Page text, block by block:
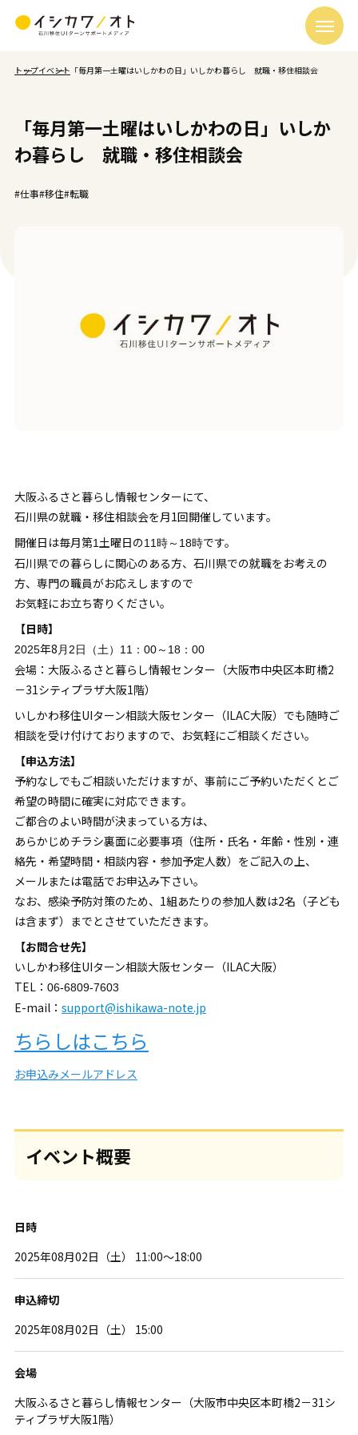
トップイベント 「毎月第一土曜はいしかわの日」いしかわ暮らし 就職・移住相談会
「毎月第一土曜はいしかわの日」いしか
わ暮らし 就職・移住相談会
#仕事#移住#転職
大阪ふるさと暮らし情報センターにて、
石川県の就職・移住相談会を月1回開催しています。
開催日は毎月第1 土曜日の11時～18時です。
石川県での暮らしに関心のある方、石川県での就職をお考えの
方、専門の職員がお応えしますので
お気軽にお立ち寄りください。
【日時】
2025年8 月2日（土）11：00～18：00
会場：大阪ふるさと暮らし情報センター（大阪市中央区本町橋2
－31シティプラザ大阪1階）
いしかわ移住UIターン相談大阪センター（ILAC大阪）でも随時ご
相談を受け付けておりますので、お気軽にご相談ください。
【申込方法】
予約なしでもご相談いただけますが、事前にご予約いただくとご
希望の時間に確実に対応できます。
ご都合のよい時間が決まっている方は、
あらかじめチラシ裏面に必要事項（住所・氏名・年齢・性別・連
絡先・希望時間・相談内容・参加予定人数）をご記入の上、
メールまたは電話でお申込み下さい。
なお、感染予防対策のため、1組あたりの参加人数は2名（子ども
は含まず）までとさせていただきます。
【お問合せ先】
いしかわ移住UIターン相談大阪センター（ILAC大阪）
TEL： 06‐6809‐7603
E-mail： support@ishikawa-note.jp
ちらしはこちら
お申込みメールアドレス
イベント概要
日時
2025年08月02日（土） 11:00～18:00
申込締切
2025年08月02日（土） 15:00
会場
大阪ふるさと暮らし情報センター（大阪市中央区本町橋2－31シ
ティプラザ大阪1階）